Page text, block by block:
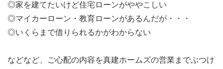
◎家を建てたいけど住宅ローンがややこしい
◎マイカーローン・教育ローンがあるんだが・・・
◎いくらまで借りられるかがわからない
などなど、ご心配の内容を真建ホームズの営業までぶつけ